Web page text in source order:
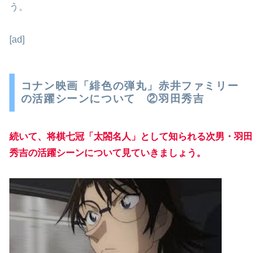
う。
[ad]
コナン映画「緋色の弾丸」赤井ファミリー
の活躍シーンについて ②羽田秀吉
続いて、将棋七冠「太閤名人」として知られる次男・羽田
秀吉の活躍シーンについて見ていきましょう。